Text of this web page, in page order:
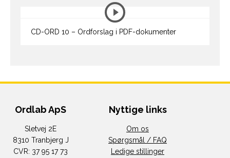
CD-ORD 10 – Ordforslag i PDF-dokumenter
Ordlab ApS
Sletvej 2E
8310 Tranbjerg J
CVR: 37 95 17 73
Nyttige links
Om os
Spørgsmål / FAQ
Ledige stillinger